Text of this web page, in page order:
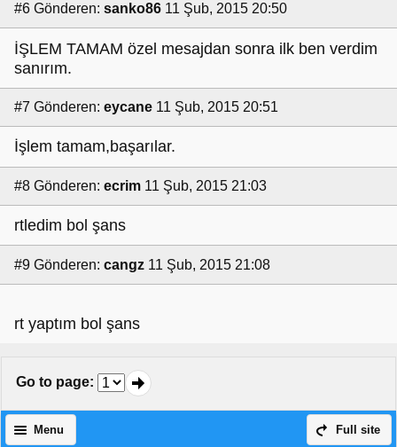
#6 Gönderen: sanko86 11 Şub, 2015 20:50
İŞLEM TAMAM özel mesajdan sonra ilk ben verdim
sanırım.
#7 Gönderen: eycane 11 Şub, 2015 20:51
İşlem tamam,başarılar.
#8 Gönderen: ecrim 11 Şub, 2015 21:03
rtledim bol şans
#9 Gönderen: cangz 11 Şub, 2015 21:08
rt yaptım bol şans
Go to page:
Full site
Menu